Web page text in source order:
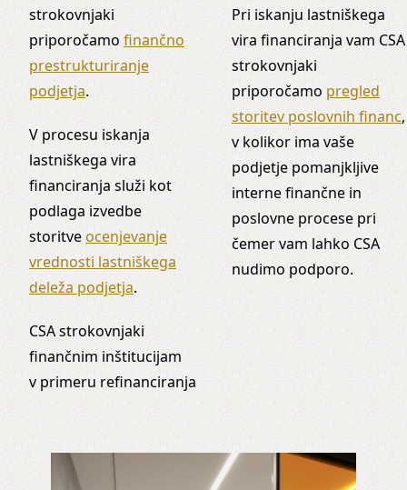
strokovnjaki
priporočamo finančno
prestrukturiranje
podjetja.
V procesu iskanja
lastniškega vira
financiranja služi kot
podlaga izvedbe
storitveocenjevanje
vrednosti lastniškega
deleža podjetja.
CSA strokovnjaki
finančnim inštitucijam
v primeru refinanciranja
Pri iskanju lastniškega
vira financiranja vam CSA
strokovnjaki
priporočamo pregled
storitev poslovnih financ,
v kolikor ima vaše
podjetje pomanjkljive
interne finančne in
poslovne procese pri
čemer vam lahko CSA
nudimo podporo.